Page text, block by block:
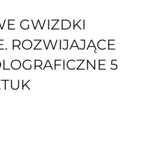
GWIZDKI
ROZWIJAJĄCE
5